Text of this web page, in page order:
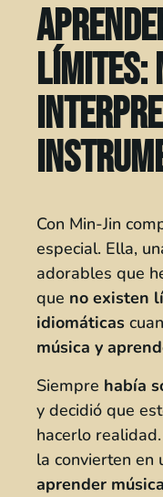
límites:
Con Min-Jin
especial. Ella,
adorables que
que no existen
idiomáticas
música y
Siempre había
y decidió que
hacerlo
la convierten en
aprender